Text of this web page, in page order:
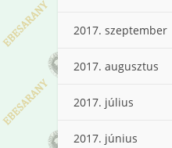
2017. szeptember
2017. augusztus
2017. július
2017. június